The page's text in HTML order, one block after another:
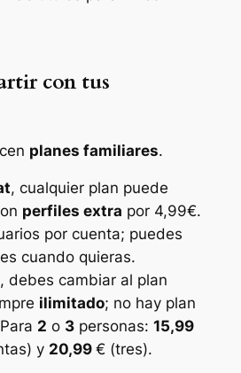
con tus
planes familiares.
, cualquier plan puede
perfiles extra por 4,99€.
por cuenta; puedes
cuando quieras.
, debes cambiar al plan
ilimitado; no hay plan
2 o 3personas: 15,99
y 20,99 € (tres).